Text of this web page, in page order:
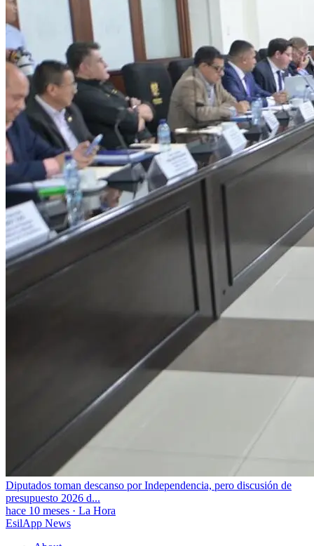
Diputados toman descanso por Independencia, pero discusión de
presupuesto 2026 d...
hace 10 meses · La Hora
EsilApp News